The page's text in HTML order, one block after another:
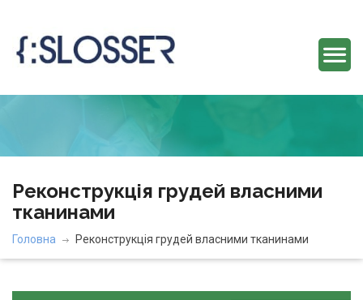
Реконструкція грудей власними
тканинами
Головна Реконструкція грудей власними тканинами